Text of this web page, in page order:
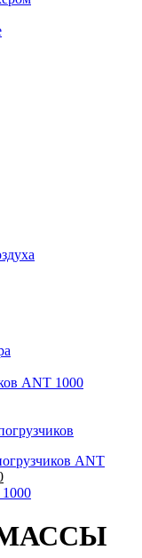
ANT 1000
ANT